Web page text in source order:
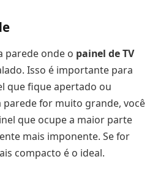
parede onde o painel de TV
Isso é importante para
que fique apertado ou
parede for muito grande, você
que ocupe a maior parte
mais imponente. Se for
compacto é o ideal.